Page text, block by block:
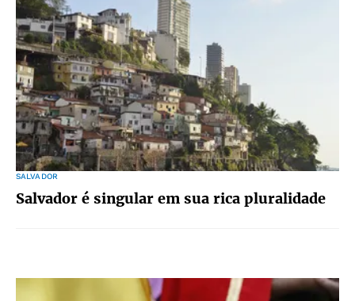
SALVADOR
Salvador é singular em sua rica pluralidade